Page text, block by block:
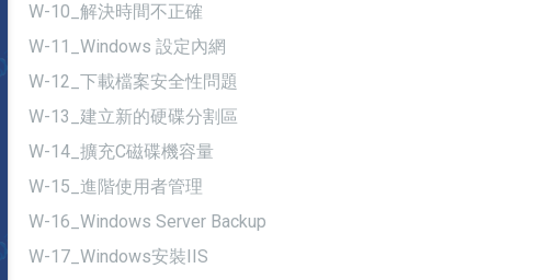
W-10_解決時間不正確
W-11_Windows 設定內網
W-12_下載檔案安全性問題
W-13_建立新的硬碟分割區
W-14_擴充C磁碟機容量
W-15_進階使用者管理
W-16_Windows Server Backup
W-17_Windows安裝IIS